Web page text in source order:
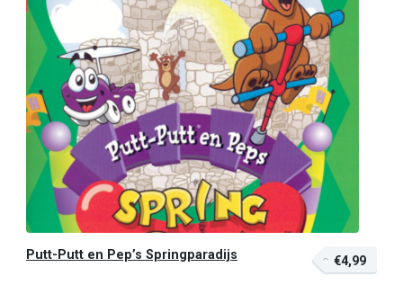
Putt-Putt en Pep’s Springparadijs €4,99